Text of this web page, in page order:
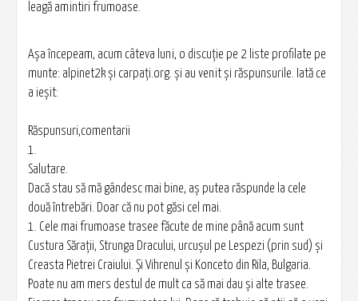
leagă amintiri frumoase.
Aşa începeam, acum câteva luni, o discuţie pe 2 liste profilate pe
munte: alpinet2k şi carpaţi.org. şi au venit şi răspunsurile. Iată ce
a ieşit:
Răspunsuri,comentarii
1.
Salutare.
Dacă stau să mă gândesc mai bine, aş putea răspunde la cele
două întrebări. Doar că nu pot găsi cel mai.
1. Cele mai frumoase trasee făcute de mine până acum sunt
Custura Săraţii, Strunga Dracului, urcuşul pe Lespezi (prin sud) şi
Creasta Pietrei Craiului. Şi Vihrenul şi Konceto din Rila, Bulgaria.
Poate nu am mers destul de mult ca să mai dau şi alte trasee.